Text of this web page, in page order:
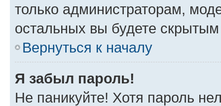
только администраторам,
остальных вы будете
Вернуться к началу
Я забыл пароль!
Не паникуйте! Хотя пароль